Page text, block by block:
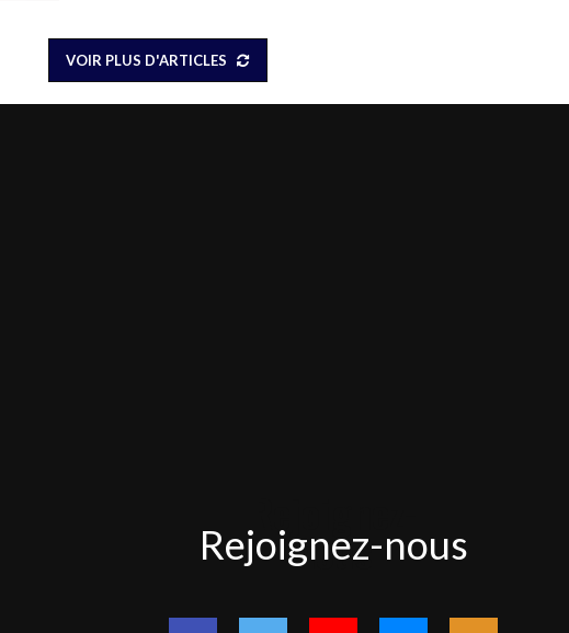
VOIR PLUS D'ARTICLES
nous
Rejoignez-nous